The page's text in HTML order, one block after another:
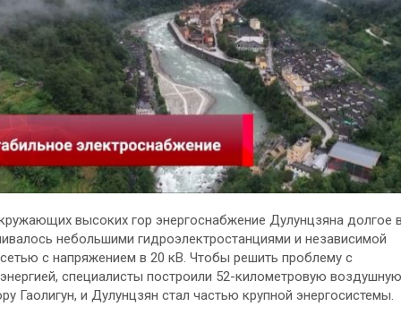
высоких гор энергоснабжение Дулунцзяна долгое
небольшими гидроэлектростанциями и независимой
с напряжением в 20 кВ. Чтобы решить проблему с
специалисты построили 52-километровую
Гаолигун, и Дулунцзян стал частью крупной энергосистемы.